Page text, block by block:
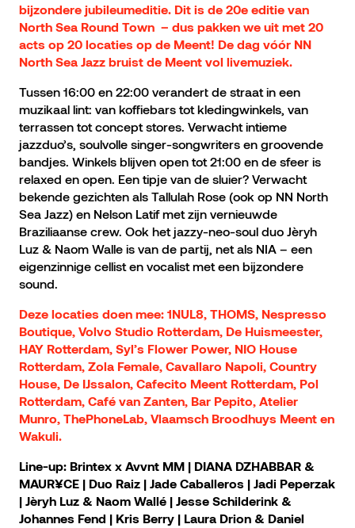
bijzondere jubileumeditie. Dit is de 20e editie van
North Sea Round Town – dus pakken we uit met 20
acts op 20 locaties op de Meent! De dag vóór NN
North Sea Jazz bruist de Meent vol livemuziek.
Tussen 16:00 en 22:00 verandert de straat in een
muzikaal lint: van koffiebars tot kledingwinkels, van
terrassen tot concept stores. Verwacht intieme
jazzduo’s, soulvolle singer-songwriters en groovende
bandjes. Winkels blijven open tot 21:00 en de sfeer is
relaxed en open. Een tipje van de sluier? Verwacht
bekende gezichten als Tallulah Rose (ook op NN North
Sea Jazz) en Nelson Latif met zijn vernieuwde
Braziliaanse crew. Ook het jazzy-neo-soul duo Jèryh
Luz & Naom Walle is van de partij, net als NIA – een
eigenzinnige cellist en vocalist met een bijzondere
sound.
Deze locaties doen mee: 1NUL8, THOMS, Nespresso
Boutique, Volvo Studio Rotterdam, De Huismeester,
HAY Rotterdam, Syl’s Flower Power, NIO House
Rotterdam, Zola Female, Cavallaro Napoli, Country
House, De IJssalon, Cafecito Meent Rotterdam, Pol
Rotterdam, Café van Zanten, Bar Pepito, Atelier
Munro, ThePhoneLab, Vlaamsch Broodhuys Meent en
Wakuli.
Line-up: Brintex x Avvnt MM | DIANA DZHABBAR &
MAUR¥CE | Duo Raiz | Jade Caballeros | Jadi Peperzak
| Jèryh Luz & Naom Wallé | Jesse Schilderink &
Johannes Fend | Kris Berry | Laura Drion & Daniel